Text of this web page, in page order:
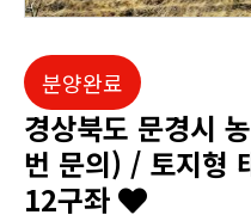
분양완료
경상북도 문경시
번 문의) / 토지형
12구좌